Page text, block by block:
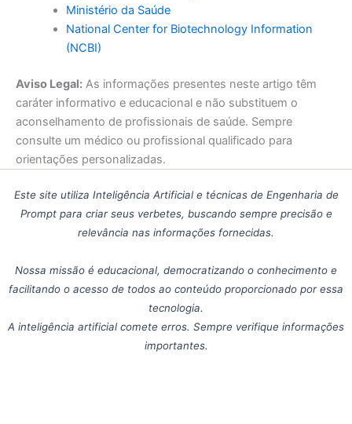
Ministério da Saúde
National Center for Biotechnology Information
(NCBI)
Aviso Legal: As informações presentes neste artigo têm
caráter informativo e educacional e não substituem o
aconselhamento de profissionais de saúde. Sempre
consulte um médico ou profissional qualificado para
orientações personalizadas.
Este site utiliza Inteligência Artificial e técnicas de Engenharia de
Prompt para criar seus verbetes, buscando sempre precisão e
relevância nas informações fornecidas.
Nossa missão é educacional, democratizando o conhecimento e
facilitando o acesso de todos ao conteúdo proporcionado por essa
tecnologia.
A inteligência artificial comete erros. Sempre verifique informações
importantes.